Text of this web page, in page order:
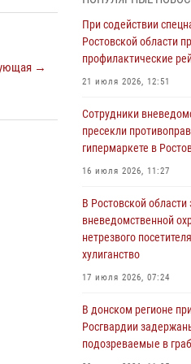
→
Росгвардейцы из
приняли участие в
покровителя князя
При содействии
Ростовской области
В Ростовской области
вневедомственной
нетрезвого
Сотрудники
пресекли
При содействии
Ростовской области
профилактические
21 июля 2026, 12:51
Сотрудники
пресекли
гипермаркете в
16 июля 2026, 11:27
В Ростовской
вневедомственной
нетрезвого
хулиганство
17 июля 2026, 07:24
В донском регионе
Росгвардии
подозреваемые в